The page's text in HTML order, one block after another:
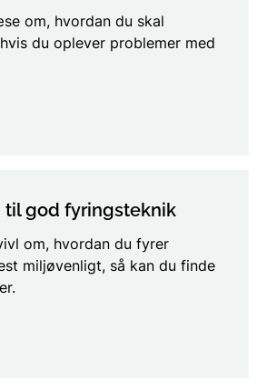
om, hvordan du skal
du oplever problemer med
til god fyringsteknik
om, hvordan du fyrer
miljøvenligt, så kan du finde